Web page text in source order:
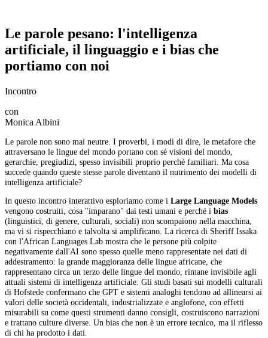
Le parole pesano: l'intelligenza
artificiale, il linguaggio e i bias che
portiamo con noi
Incontro
con
Monica Albini
Le parole non sono mai neutre. I proverbi, i modi di dire, le metafore che
attraversano le lingue del mondo portano con sé visioni del mondo,
gerarchie, pregiudizi, spesso invisibili proprio perché familiari. Ma cosa
succede quando queste stesse parole diventano il nutrimento dei modelli di
intelligenza artificiale?
In questo incontro interattivo esploriamo come i Large Language Models
vengono costruiti, cosa "imparano" dai testi umani e perché i bias
(linguistici, di genere, culturali, sociali) non scompaiono nella macchina,
ma vi si rispecchiano e talvolta si amplificano. La ricerca di Sheriff Issaka
con l'African Languages Lab mostra che le persone più colpite
negativamente dall'AI sono spesso quelle meno rappresentate nei dati di
addestramento: la grande maggioranza delle lingue africane, che
rappresentano circa un terzo delle lingue del mondo, rimane invisibile agli
attuali sistemi di intelligenza artificiale. Gli studi basati sui modelli culturali
di Hofstede confermano che GPT e sistemi analoghi tendono ad allinearsi ai
valori delle società occidentali, industrializzate e anglofone, con effetti
misurabili su come questi strumenti danno consigli, costruiscono narrazioni
e trattano culture diverse. Un bias che non è un errore tecnico, ma il riflesso
di chi ha prodotto i dati.